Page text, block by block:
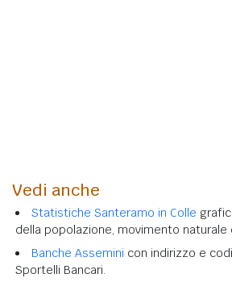
Vedi anche
Statistiche Santeramo in Colle
della popolazione, movimento naturale
Banche Assemini con indirizzo e
Sportelli Bancari.